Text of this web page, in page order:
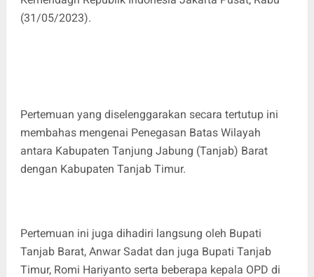
(31/05/2023).
Pertemuan yang diselenggarakan secara tertutup ini
membahas mengenai Penegasan Batas Wilayah
antara Kabupaten Tanjung Jabung (Tanjab) Barat
dengan Kabupaten Tanjab Timur.
Pertemuan ini juga dihadiri langsung oleh Bupati
Tanjab Barat, Anwar Sadat dan juga Bupati Tanjab
Timur, Romi Hariyanto serta beberapa kepala OPD di